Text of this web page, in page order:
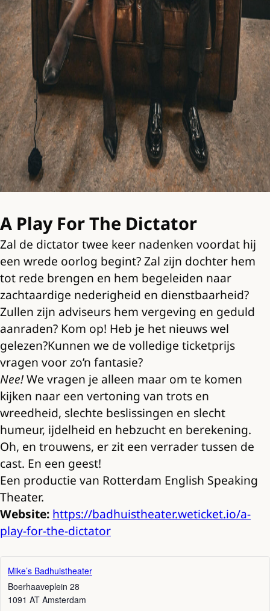
A Play For The Dictator
Zal de dictator twee keer nadenken voordat hij
een wrede oorlog begint? Zal zijn dochter hem
tot rede brengen en hem begeleiden naar
zachtaardige nederigheid en dienstbaarheid?
Zullen zijn adviseurs hem vergeving en geduld
aanraden? Kom op! Heb je het nieuws wel
gelezen?Kunnen we de volledige ticketprijs
vragen voor zo’n fantasie?
Nee!We vragen je alleen maar om te komen
kijken naar een vertoning van trots en
wreedheid, slechte beslissingen en slecht
humeur, ijdelheid en hebzucht en berekening.
Oh, en trouwens, er zit een verrader tussen de
cast. En een geest!
Een productie van Rotterdam English Speaking
Theater.
Website: https://badhuistheater.weticket.io/a-
play-for-the-dictator
Mike’s Badhuistheater
Boerhaaveplein 28
1091 AT Amsterdam